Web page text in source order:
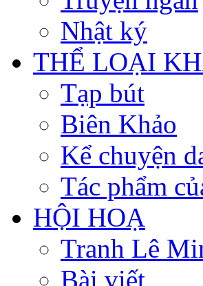
Nhật ký
THỂ LOẠI
Tạp bút
Biên Khảo
Kể chuyện
Tác phẩm
HỘI HOẠ
Tranh Lê
Bài viết